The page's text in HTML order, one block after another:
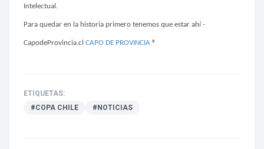
Intelectual.
Para quedar en la historia primero tenemos que estar ahí -
CapodeProvincia.cl CAPO DE PROVINCIA ®
ETIQUETAS:
#COPA CHILE
#NOTICIAS